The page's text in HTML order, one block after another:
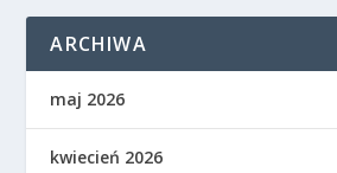
ARCHIWA
maj 2026
kwiecień 2026